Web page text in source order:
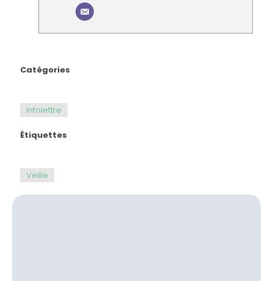
Catégories
Infolettre
Étiquettes
Veille